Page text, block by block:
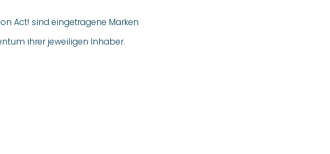
Act! sind eingetragene Marken
ihrer jeweiligen Inhaber.